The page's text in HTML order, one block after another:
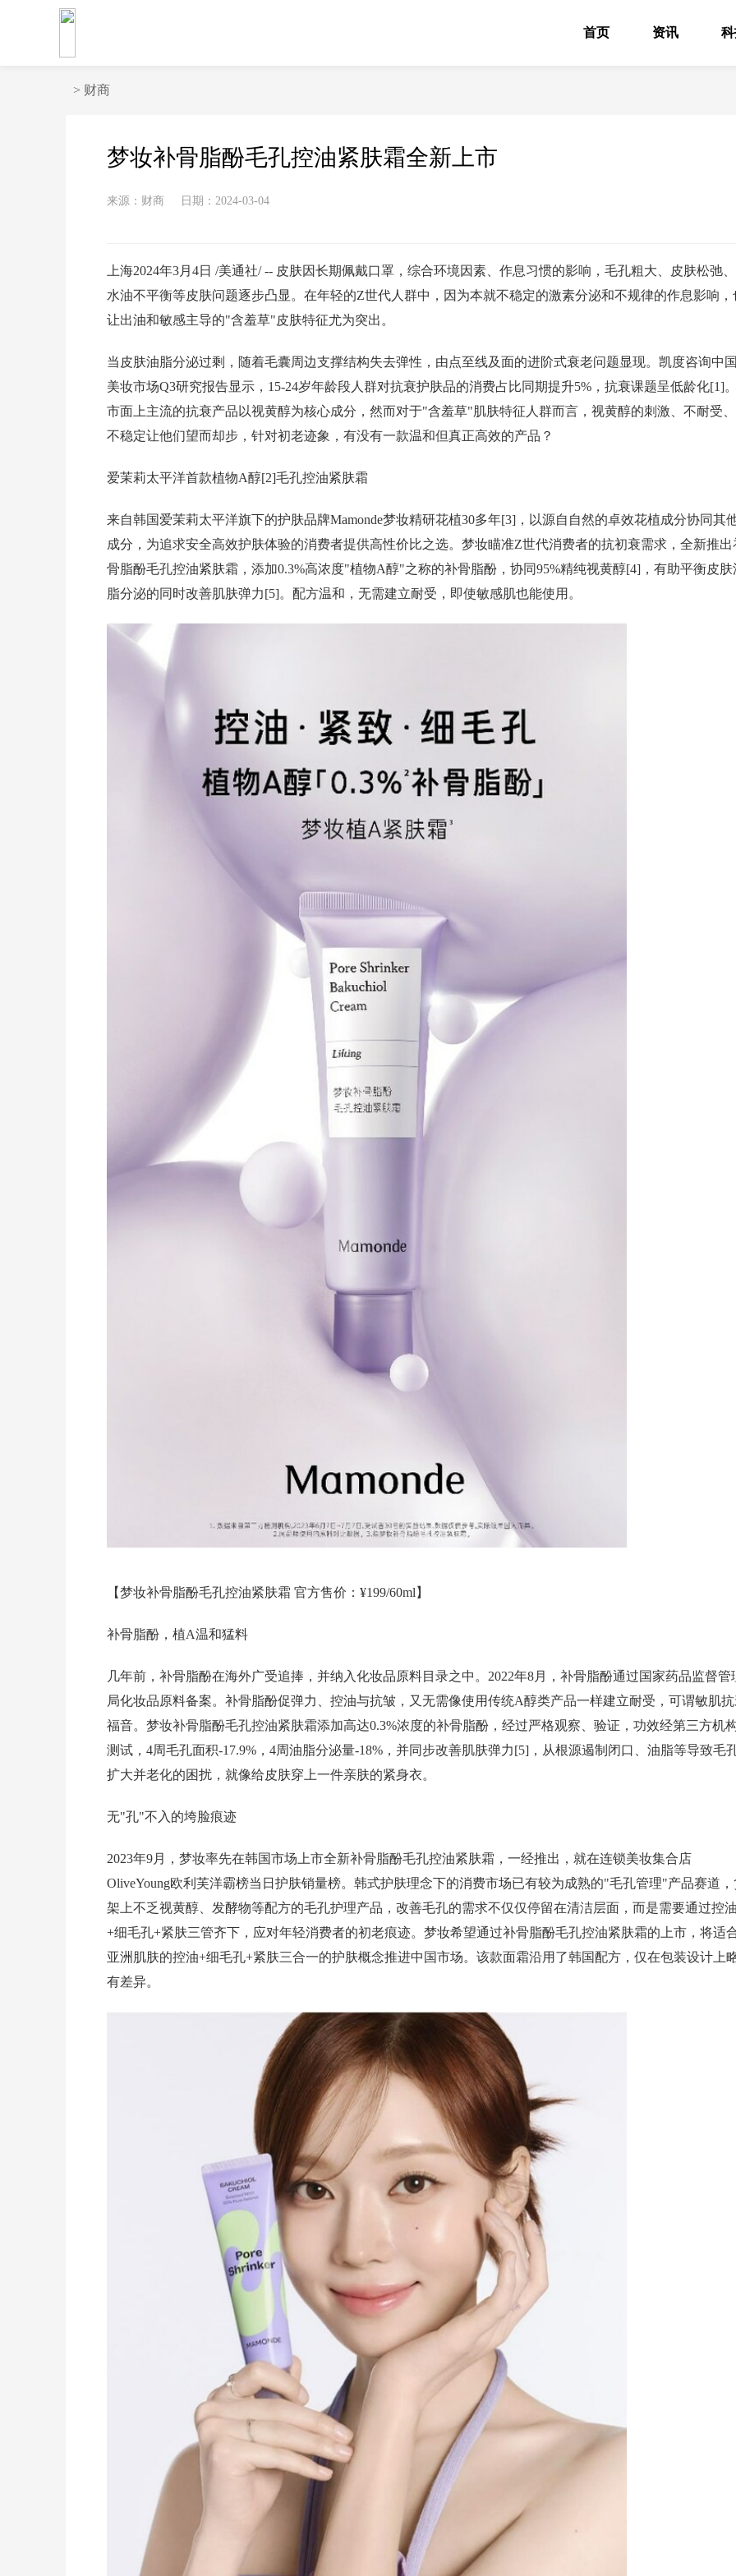
首页 资讯
> 财商
梦妆补骨脂酚毛孔控油紧肤霜全新上市
来源：财商 日期：2024-03-04
上海2024年3月4日 /美通社/ -- 皮肤因长期佩戴口罩，综合环境因素、作息习惯的影响，毛孔粗大、皮肤松弛、
水油不平衡等皮肤问题逐步凸显。在年轻的Z世代人群中，因为本就不稳定的激素分泌和不规律的作息影响，
让出油和敏感主导的"含羞草"皮肤特征尤为突出。
当皮肤油脂分泌过剩，随着毛囊周边支撑结构失去弹性，由点至线及面的进阶式衰老问题显现。凯度咨询中国
美妆市场Q3研究报告显示，15-24岁年龄段人群对抗衰护肤品的消费占比同期提升5%，抗衰课题呈低龄化[1]。
市面上主流的抗衰产品以视黄醇为核心成分，然而对于"含羞草"肌肤特征人群而言，视黄醇的刺激、不耐受、
不稳定让他们望而却步，针对初老迹象，有没有一款温和但真正高效的产品？
爱茉莉太平洋首款植物A醇[2]毛孔控油紧肤霜
来自韩国爱茉莉太平洋旗下的护肤品牌Mamonde梦妆精研花植30多年[3]，以源自自然的卓效花植成分协同其
成分，为追求安全高效护肤体验的消费者提供高性价比之选。梦妆瞄准Z世代消费者的抗初衰需求，全新推出
骨脂酚毛孔控油紧肤霜，添加0.3%高浓度"植物A醇"之称的补骨脂酚，协同95%精纯视黄醇[4]，有助平衡皮肤
脂分泌的同时改善肌肤弹力[5]。配方温和，无需建立耐受，即使敏感肌也能使用。
【梦妆补骨脂酚毛孔控油紧肤霜 官方售价：¥199/60ml】
补骨脂酚，植A温和猛料
几年前，补骨脂酚在海外广受追捧，并纳入化妆品原料目录之中。2022年8月，补骨脂酚通过国家药品监督管
局化妆品原料备案。补骨脂酚促弹力、控油与抗皱，又无需像使用传统A醇类产品一样建立耐受，可谓敏肌抗
福音。梦妆补骨脂酚毛孔控油紧肤霜添加高达0.3%浓度的补骨脂酚，经过严格观察、验证，功效经第三方机
测试，4周毛孔面积-17.9%，4周油脂分泌量-18%，并同步改善肌肤弹力[5]，从根源遏制闭口、油脂等导致毛
扩大并老化的困扰，就像给皮肤穿上一件亲肤的紧身衣。
无"孔"不入的垮脸痕迹
2023年9月，梦妆率先在韩国市场上市全新补骨脂酚毛孔控油紧肤霜，一经推出，就在连锁美妆集合店
OliveYoung欧利芙洋霸榜当日护肤销量榜。韩式护肤理念下的消费市场已有较为成熟的"毛孔管理"产品赛道，
架上不乏视黄醇、发酵物等配方的毛孔护理产品，改善毛孔的需求不仅仅停留在清洁层面，而是需要通过控油
+细毛孔+紧肤三管齐下，应对年轻消费者的初老痕迹。梦妆希望通过补骨脂酚毛孔控油紧肤霜的上市，将适
亚洲肌肤的控油+细毛孔+紧肤三合一的护肤概念推进中国市场。该款面霜沿用了韩国配方，仅在包装设计上
有差异。